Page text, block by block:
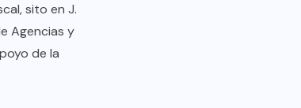
sito en J.
Agencias y
de la